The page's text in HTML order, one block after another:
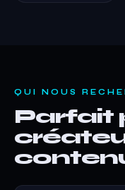
QUI NOUS
Parfait